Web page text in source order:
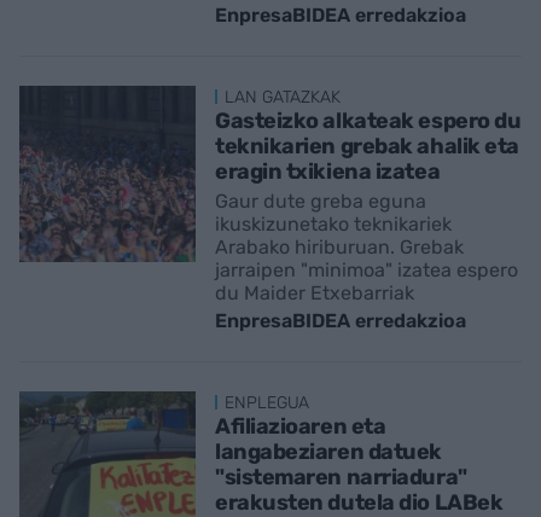
EnpresaBIDEA erredakzioa
LAN GATAZKAK
Gasteizko alkateak espero du
teknikarien grebak ahalik eta
eragin txikiena izatea
Gaur dute greba eguna
ikuskizunetako teknikariek
Arabako hiriburuan. Grebak
jarraipen "minimoa" izatea espero
du Maider Etxebarriak
EnpresaBIDEA erredakzioa
ENPLEGUA
Afiliazioaren eta
langabeziaren datuek
"sistemaren narriadura"
erakusten dutela dio LABek